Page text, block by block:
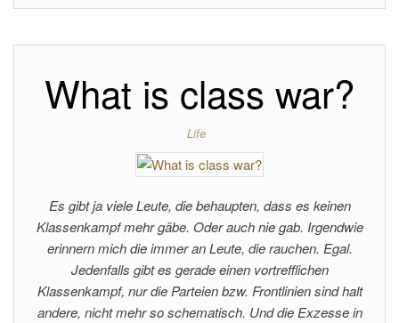
What is class war?
Life
Es gibt ja viele Leute, die behaupten, dass es keinen
Klassenkampf mehr gäbe. Oder auch nie gab. Irgendwie
erinnern mich die immer an Leute, die rauchen. Egal.
Jedenfalls gibt es gerade einen vortrefflichen
Klassenkampf, nur die Parteien bzw. Frontlinien sind halt
andere, nicht mehr so schematisch. Und die Exzesse in